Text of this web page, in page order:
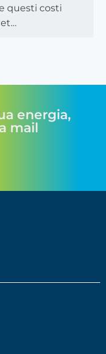
questi costi
energia,
mail